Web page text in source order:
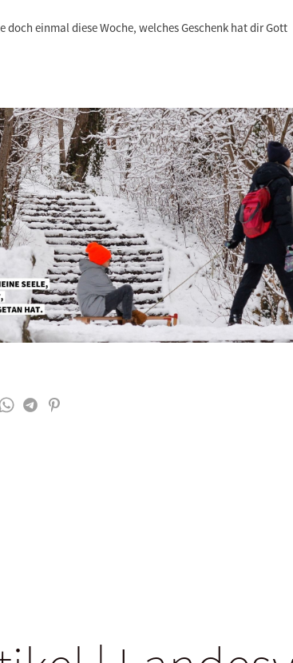
doch einmal diese Woche, welches Geschenk hat dir Gott